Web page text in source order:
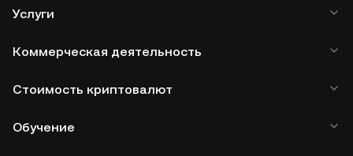
Услуги
Коммерческая деятельность
Стоимость криптовалют
Обучение